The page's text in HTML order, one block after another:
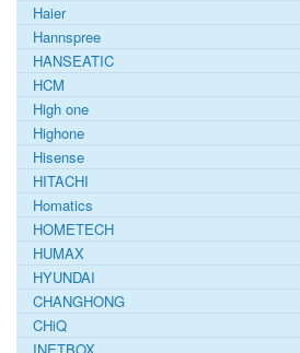
Haier
Hannspree
HANSEATIC
HCM
High one
Highone
Hisense
HITACHI
Homatics
HOMETECH
HUMAX
HYUNDAI
CHANGHONG
CHiQ